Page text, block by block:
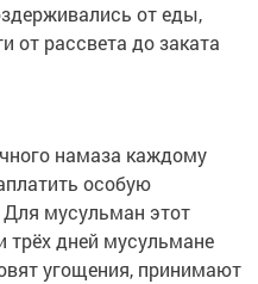
от еды,
от рассвета до заката
намаза каждому
особую
мусульман этот
трёх дней мусульмане
угощения, принимают